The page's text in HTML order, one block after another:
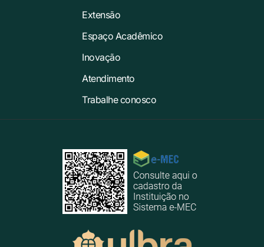
Extensão
Espaço Acadêmico
Inovação
Atendimento
Trabalhe conosco